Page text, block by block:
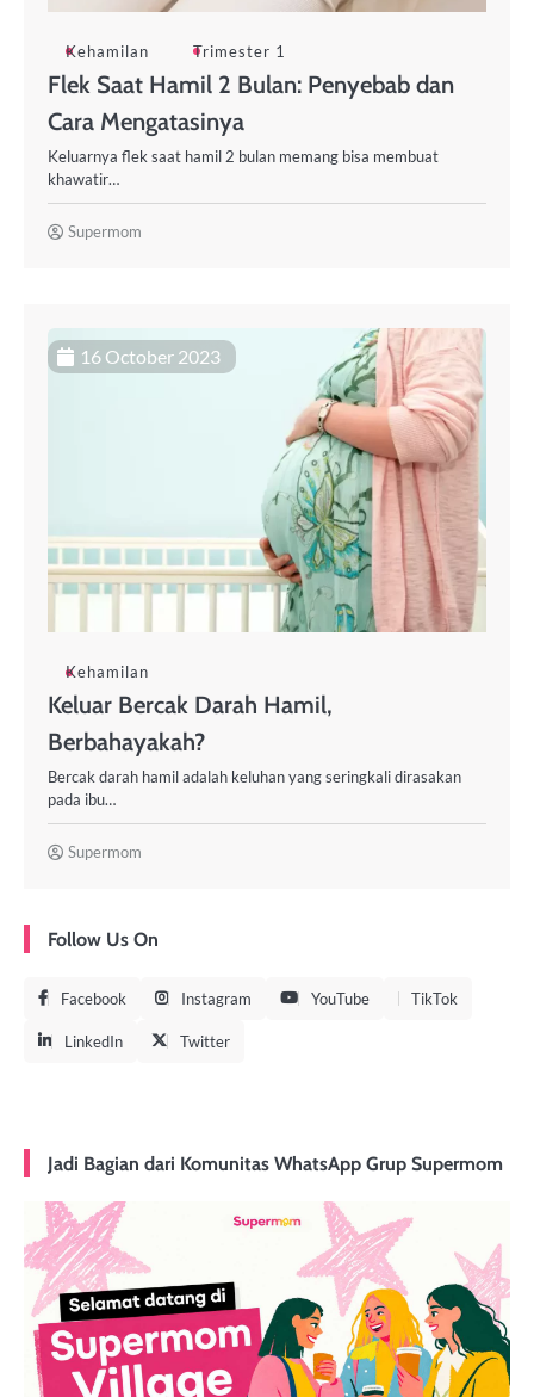
Kehamilan Trimester 1
Flek Saat Hamil 2 Bulan: Penyebab dan
Cara Mengatasinya
Keluarnya flek saat hamil 2 bulan memang bisa membuat
khawatir…
Supermom
16 October 2023
Kehamilan
Keluar Bercak Darah Hamil,
Berbahayakah?
Bercak darah hamil adalah keluhan yang seringkali dirasakan
pada ibu…
Supermom
Follow Us On
Facebook Instagram YouTube TikTok
LinkedIn Twitter
Jadi Bagian dari Komunitas WhatsApp Grup Supermom